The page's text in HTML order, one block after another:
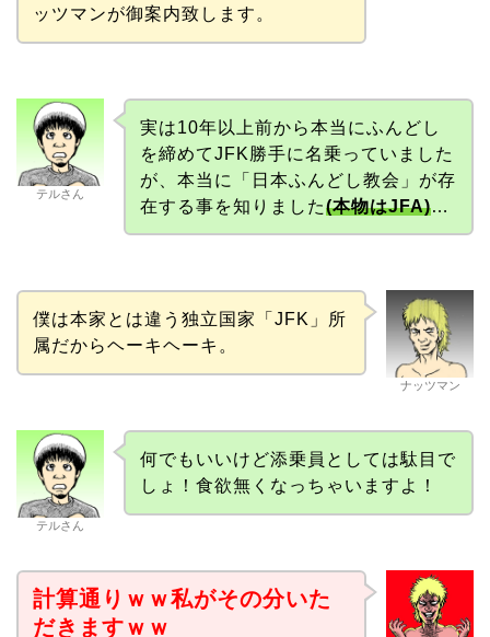
ッツマンが御案内致します。
テルさん
実は10年以上前から本当にふんどし
を締めてJFK勝手に名乗っていました
が、本当に「日本ふんどし教会」が存
在する事を知りました(本物はJFA)…
ナッツマン
僕は本家とは違う独立国家「JFK」所
属だからヘーキヘーキ。
テルさん
何でもいいけど添乗員としては駄目で
しょ！食欲無くなっちゃいますよ！
計算通りｗｗ私がその分いた
だきますｗｗ